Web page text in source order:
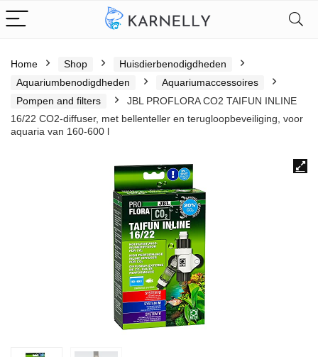
Home Shop
Huisdierbenodigdheden
Aquariumbenodigdheden
Aquariumaccessoires
Pompen and filters
JBL PROFLORA CO2 TAIFUN INLINE
16/22 CO2-diffuser, met bellenteller en terugloopbeveiliging, voor
aquaria van 160-600 l